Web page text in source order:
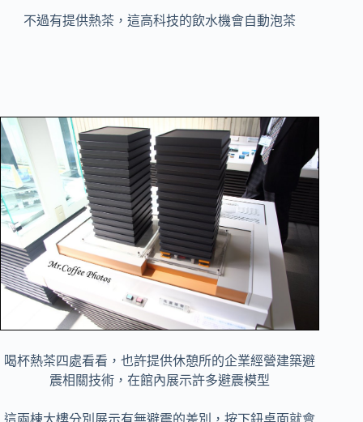
不過有提供熱茶，這高科技的飲水機會自動泡茶
喝杯熱茶四處看看，也許提供休憩所的企業經營建築避
震相關技術，在館內展示許多避震模型
這兩棟大樓分別展示有無避震的差別，按下鈕桌面就會